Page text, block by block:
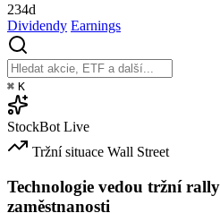
234d
Dividendy Earnings
⌘ K
StockBot Live
Tržní situace Wall Street
Technologie vedou tržní
zaměstnanosti